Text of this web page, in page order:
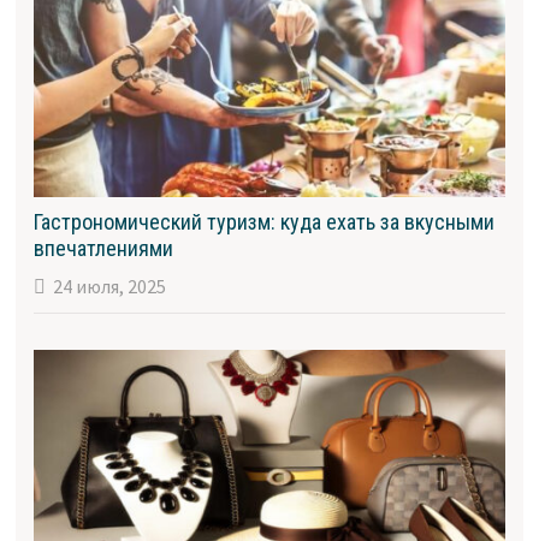
Гастрономический туризм: куда ехать за вкусными
впечатлениями
24 июля, 2025